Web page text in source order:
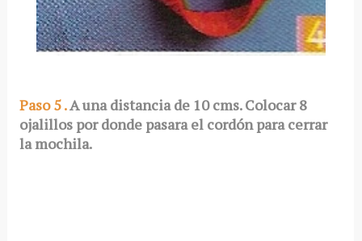
Paso 5 .A una distancia de 10 cms. Colocar 8
ojalillos por donde pasara el cordón para cerrar
la mochila.